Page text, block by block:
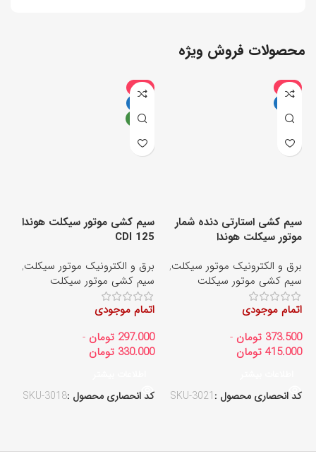
محصولات فروش ویژه
-9%
سیم کشی استارتی دنده شمار
موتور سیکلت هوندا
برق و الکترونیک موتور سیکلت,
سیم کشی موتور سیکلت
اتمام موجودی
373.500 تومان -
415.000 تومان
کد انحصاری محصول :SKU-3021
-6%
جدید
سیم کشی موتور سیکلت هوندا
CDI 125
برق و الکترونیک موتور سیکلت,
سیم کشی موتور سیکلت
اتمام موجودی
297.000 تومان -
330.000 تومان
کد انحصاری محصول :SKU-3018